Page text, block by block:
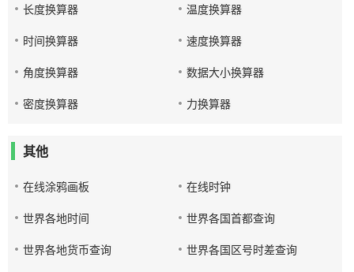
长度换算器
温度换算器
时间换算器
速度换算器
角度换算器
数据大小换算器
密度换算器
力换算器
其他
在线涂鸦画板
在线时钟
世界各地时间
世界各国首都查询
世界各地货币查询
世界各国区号时差查询